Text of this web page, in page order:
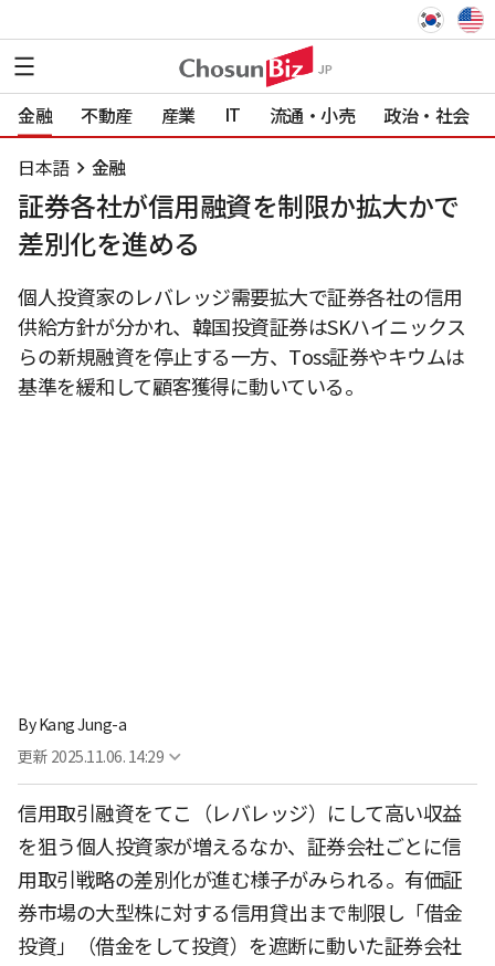
金融 不動産 産業 IT 流通・小売 政治・社会
日本語 金融
証券各社が信用融資を制限か拡大かで
差別化を進める
個人投資家のレバレッジ需要拡大で証券各社の信用
供給方針が分かれ、韓国投資証券はSKハイニックス
らの新規融資を停止する一方、Toss証券やキウムは
基準を緩和して顧客獲得に動いている。
By Kang Jung-a
更新 2025.11.06. 14:29
信用取引融資をてこ（レバレッジ）にして高い収益
を狙う個人投資家が増えるなか、証券会社ごとに信
用取引戦略の差別化が進む様子がみられる。有価証
券市場の大型株に対する信用貸出まで制限し「借金
投資」（借金をして投資）を遮断に動いた証券会社